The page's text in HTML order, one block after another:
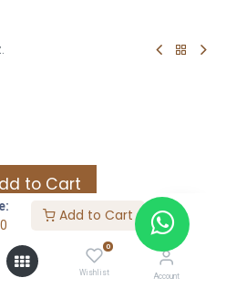
Add to Cart
0
Wishlist Account
to Cart